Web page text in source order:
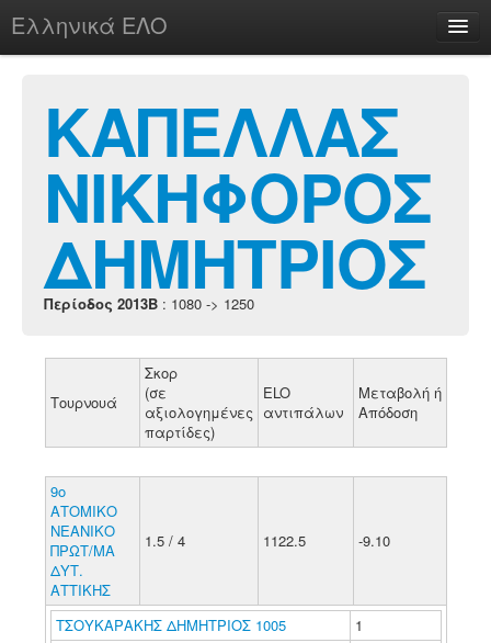
Ελληνικά ΕΛΟ
chesstu.be @ discord
Login
ΚΑΠΕΛΛΑΣ
ΝΙΚΗΦΟΡΟΣ
ΔΗΜΗΤΡΙΟΣ
Περίοδος 2013B : 1080 -> 1250
Τουρνουά
Σκορ
(σε
αξιολογημένες
παρτίδες)
ELO
αντιπάλων
Μεταβολή ή
Απόδοση
9ο
ΑΤΟΜΙΚΟ
ΝΕΑΝΙΚΟ
ΠΡΩΤ/ΜΑ
ΔΥΤ.
ΑΤΤΙΚΗΣ
1.5 / 4 1122.5 -9.10
ΤΣΟΥΚΑΡΑΚΗΣ ΔΗΜΗΤΡΙΟΣ 1005
1